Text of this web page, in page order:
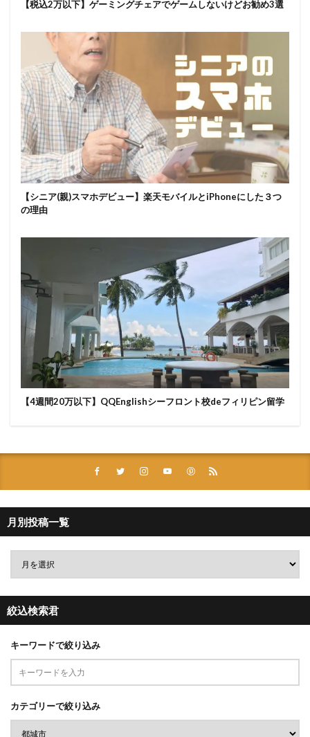
【税込2万以下】ゲーミングチェアでゲームしないけどお勧め3選
【シニア(親)スマホデビュー】楽天モバイルとiPhoneにした３つ
の理由
【4週間20万以下】QQEnglishシーフロント校deフィリピン留学
月別投稿一覧
絞込検索君
キーワードで絞り込み
カテゴリーで絞り込み